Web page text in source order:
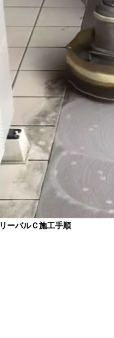
アートトップＰＳ－ＷＯＯＤ
リーバルＣ施工手順